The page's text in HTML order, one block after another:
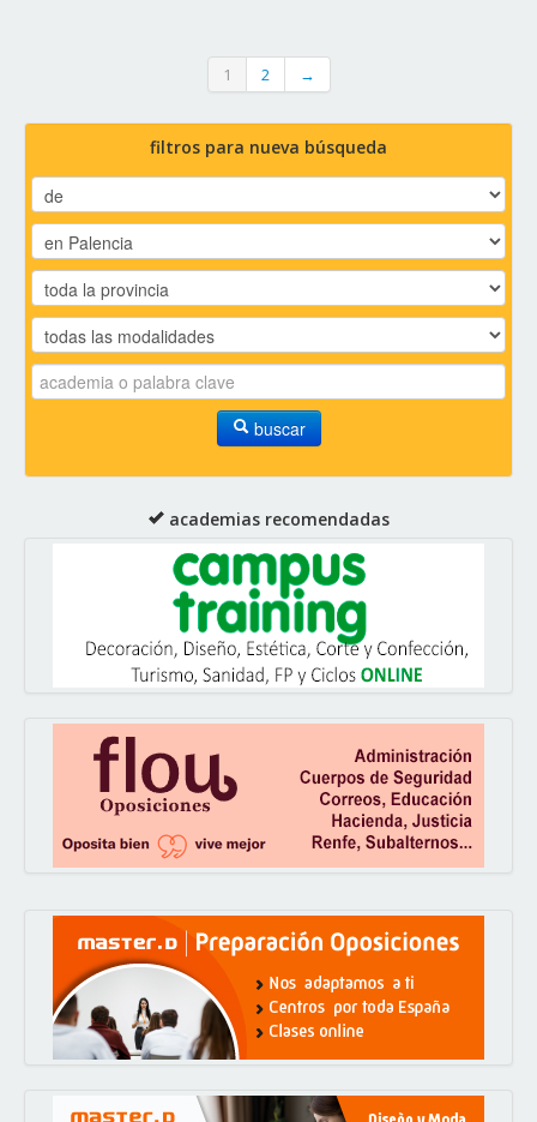
1 2 →
filtros para nueva búsqueda
buscar
academias recomendadas